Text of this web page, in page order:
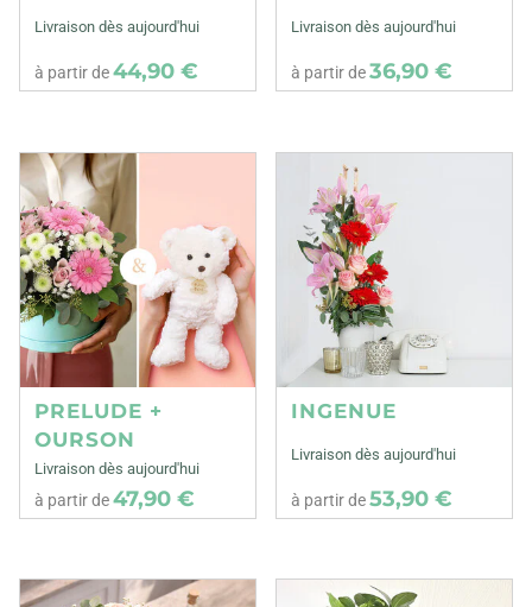
Livraison dès aujourd'hui
à partir de44,90 €
Livraison dès aujourd'hui
à partir de36,90 €
PRELUDE +
OURSON
Livraison dès aujourd'hui
à partir de47,90 €
INGENUE
Livraison dès aujourd'hui
à partir de53,90 €